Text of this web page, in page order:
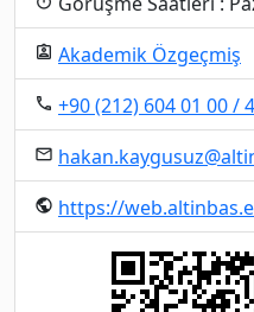
assignment_ind Akademik Özgeçmiş
local_phone +90 (212) 604 01 00 /
email
public https://